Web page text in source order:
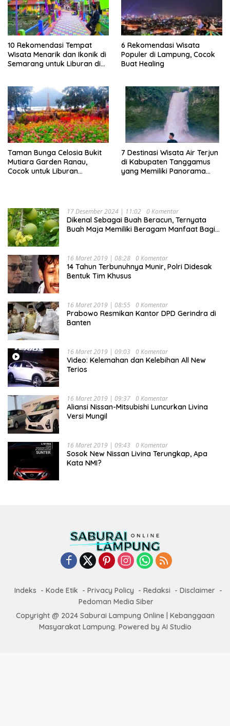
10 Rekomendasi Tempat
Wisata Menarik dan Ikonik di
Semarang untuk Liburan di
6 Rekomendasi Wisata
Populer di Lampung, Cocok
Buat Healing
Taman Bunga Celosia Bukit
Mutiara Garden Ranau,
Cocok untuk Liburan
7 Destinasi Wisata Air Terjun
di Kabupaten Tanggamus
yang Memiliki Panorama
17 Desember 2024 | 11:02 0 Komentar
Dikenal Sebagai Buah Beracun, Ternyata
Buah Maja Memiliki Beragam Manfaat Bagi
16 Maret 2019 | 08:28 0 Komentar
14 Tahun Terbunuhnya Munir, Polri Didesak
Bentuk Tim Khusus
16 Maret 2019 | 08:55 0 Komentar
Prabowo Resmikan Kantor DPD Gerindra di
Banten
16 Maret 2019 | 09:03 0 Komentar
Video: Kelemahan dan Kelebihan All New
Terios
16 Maret 2019 | 09:37 0 Komentar
Aliansi Nissan-Mitsubishi Luncurkan Livina
Versi Mungil
16 Maret 2019 | 09:43 0 Komentar
Sosok New Nissan Livina Terungkap, Apa
Kata NMI?
Indeks Kode Etik Privacy Policy Redaksi
Disclaimer
Pedoman Media Siber
Copyright @ 2024 Saburai Lampung Online | Kebanggaan
Masyarakat Lampung. Powered by AI Studio